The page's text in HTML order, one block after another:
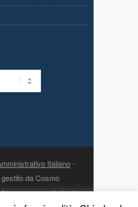
Italiano-
da Cosmo
con sede in via